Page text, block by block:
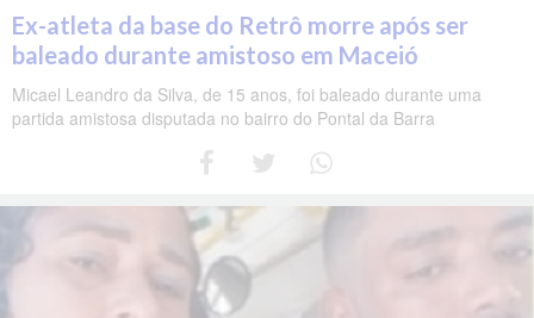
Ex-atleta da base do Retrô morre após ser
baleado durante amistoso em Maceió
Micael Leandro da Silva, de 15 anos, foi baleado durante uma
partida amistosa disputada no bairro do Pontal da Barra